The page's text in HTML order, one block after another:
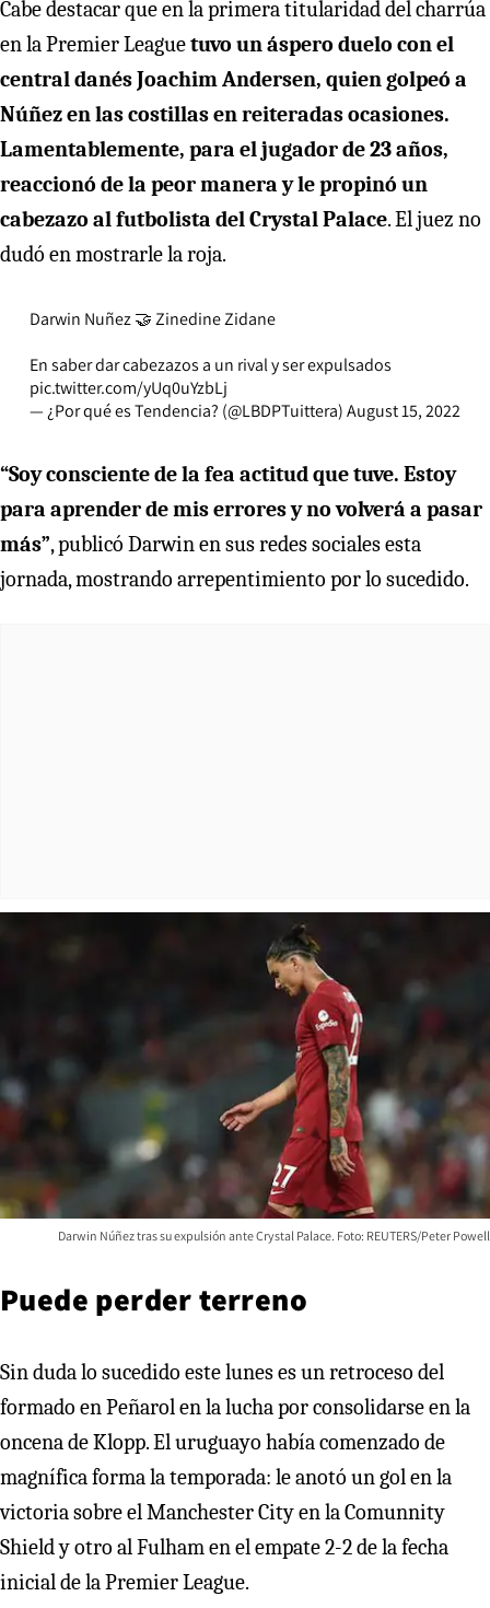
Cabe destacar que en la primera titularidad del charrúa
en la Premier Leaguetuvo un áspero duelo con el
central danés Joachim Andersen, quien golpeó a
Núñez en las costillas en reiteradas ocasiones.
Lamentablemente, para el jugador de 23 años,
reaccionó de la peor manera y le propinó un
cabezazo al futbolista del Crystal Palace. El juez no
dudó en mostrarle la roja.
Darwin Nuñez 🤝 Zinedine Zidane
En saber dar cabezazos a un rival y ser expulsados
pic.twitter.com/yUq0uYzbLj
— ¿Por qué es Tendencia? (@LBDPTuittera)August 15, 2022
“Soy consciente de la fea actitud que tuve. Estoy
para aprender de mis errores y no volverá a pasar
más”, publicó Darwin en sus redes sociales esta
jornada, mostrando arrepentimiento por lo sucedido.
Darwin Núñez tras su expulsión ante Crystal Palace. Foto: REUTERS/Peter Powell
Puede perder terreno
Sin duda lo sucedido este lunes es un retroceso del
formado en Peñarol en la lucha por consolidarse en la
oncena de Klopp. El uruguayo había comenzado de
magnífica forma la temporada: le anotó un gol en la
victoria sobre el Manchester City en la Comunnity
Shield y otro al Fulham en el empate 2-2 de la fecha
inicial de la Premier League.